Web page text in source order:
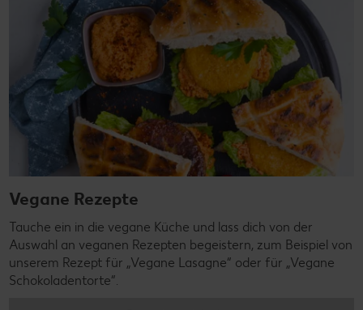
Vegane Rezepte
Tauche ein in die vegane Küche und lass dich von der
Auswahl an veganen Rezepten begeistern, zum Beispiel von
unserem Rezept für „Vegane Lasagne“ oder für „Vegane
Schokoladentorte“.